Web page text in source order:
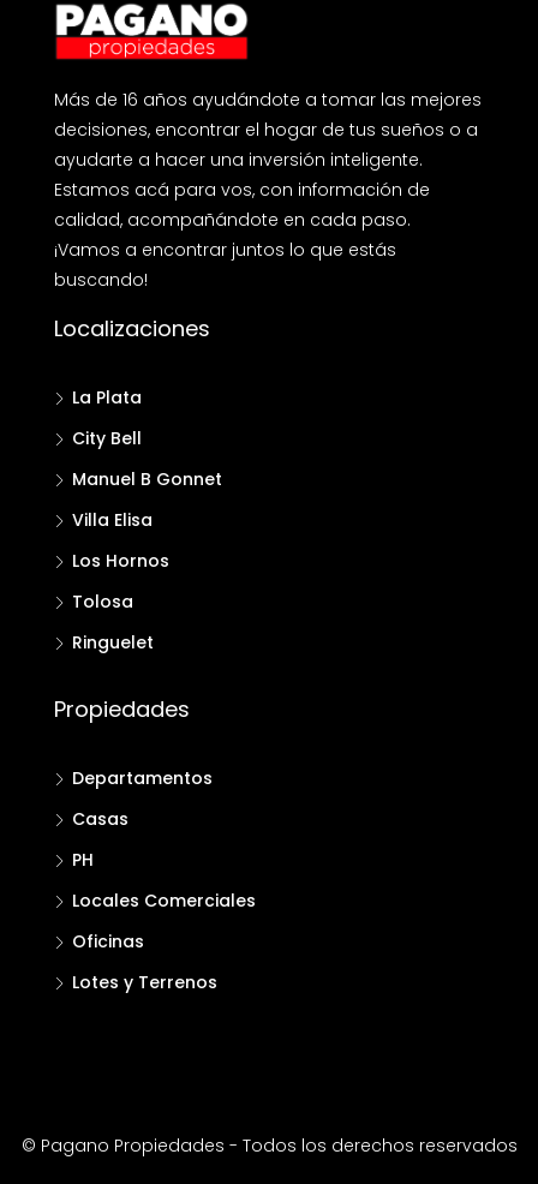
Más de 16 años ayudándote a tomar las mejores
decisiones, encontrar el hogar de tus sueños o a
ayudarte a hacer una inversión inteligente.
Estamos acá para vos, con información de
calidad, acompañándote en cada paso.
¡Vamos a encontrar juntos lo que estás
buscando!
Localizaciones
La Plata
City Bell
Manuel B Gonnet
Villa Elisa
Los Hornos
Tolosa
Ringuelet
Propiedades
Departamentos
Casas
PH
Locales Comerciales
Oficinas
Lotes y Terrenos
© Pagano Propiedades - Todos los derechos reservados